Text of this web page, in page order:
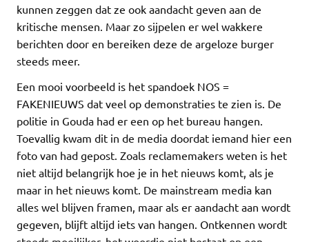
kunnen zeggen dat ze ook aandacht geven aan de
kritische mensen. Maar zo sijpelen er wel wakkere
berichten door en bereiken deze de argeloze burger
steeds meer.
Een mooi voorbeeld is het spandoek NOS =
FAKENIEUWS dat veel op demonstraties te zien is. De
politie in Gouda had er een op het bureau hangen.
Toevallig kwam dit in de media doordat iemand hier een
foto van had gepost. Zoals reclamemakers weten is het
niet altijd belangrijk hoe je in het nieuws komt, als je
maar in het nieuws komt. De mainstream media kan
alles wel blijven framen, maar als er aandacht aan wordt
gegeven, blijft altijd iets van hangen. Ontkennen wordt